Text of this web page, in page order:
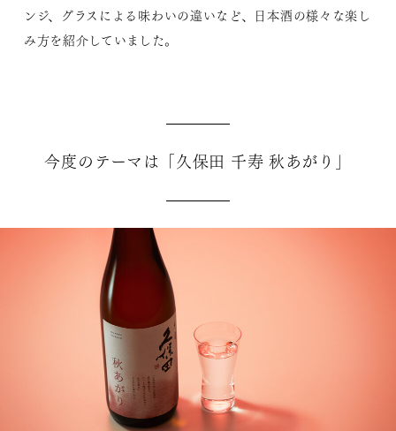
ンジ、グラスによる味わいの違いなど、日本酒の様々な楽し
み方を紹介していました。
今度のテーマは「久保田 千寿 秋あがり」